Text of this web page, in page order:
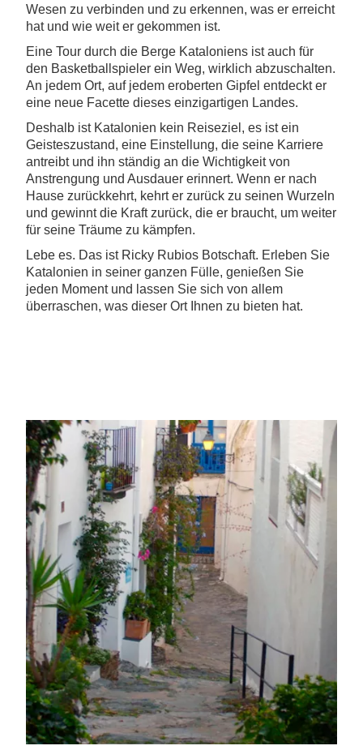
Wesen zu verbinden und zu erkennen, was er erreicht
hat und wie weit er gekommen ist.
Eine Tour durch die Berge Kataloniens ist auch für
den Basketballspieler ein Weg, wirklich abzuschalten.
An jedem Ort, auf jedem eroberten Gipfel entdeckt er
eine neue Facette dieses einzigartigen Landes.
Deshalb ist Katalonien kein Reiseziel, es ist ein
Geisteszustand, eine Einstellung, die seine Karriere
antreibt und ihn ständig an die Wichtigkeit von
Anstrengung und Ausdauer erinnert. Wenn er nach
Hause zurückkehrt, kehrt er zurück zu seinen Wurzeln
und gewinnt die Kraft zurück, die er braucht, um weiter
für seine Träume zu kämpfen.
Lebe es. Das ist Ricky Rubios Botschaft. Erleben Sie
Katalonien in seiner ganzen Fülle, genießen Sie
jeden Moment und lassen Sie sich von allem
überraschen, was dieser Ort Ihnen zu bieten hat.